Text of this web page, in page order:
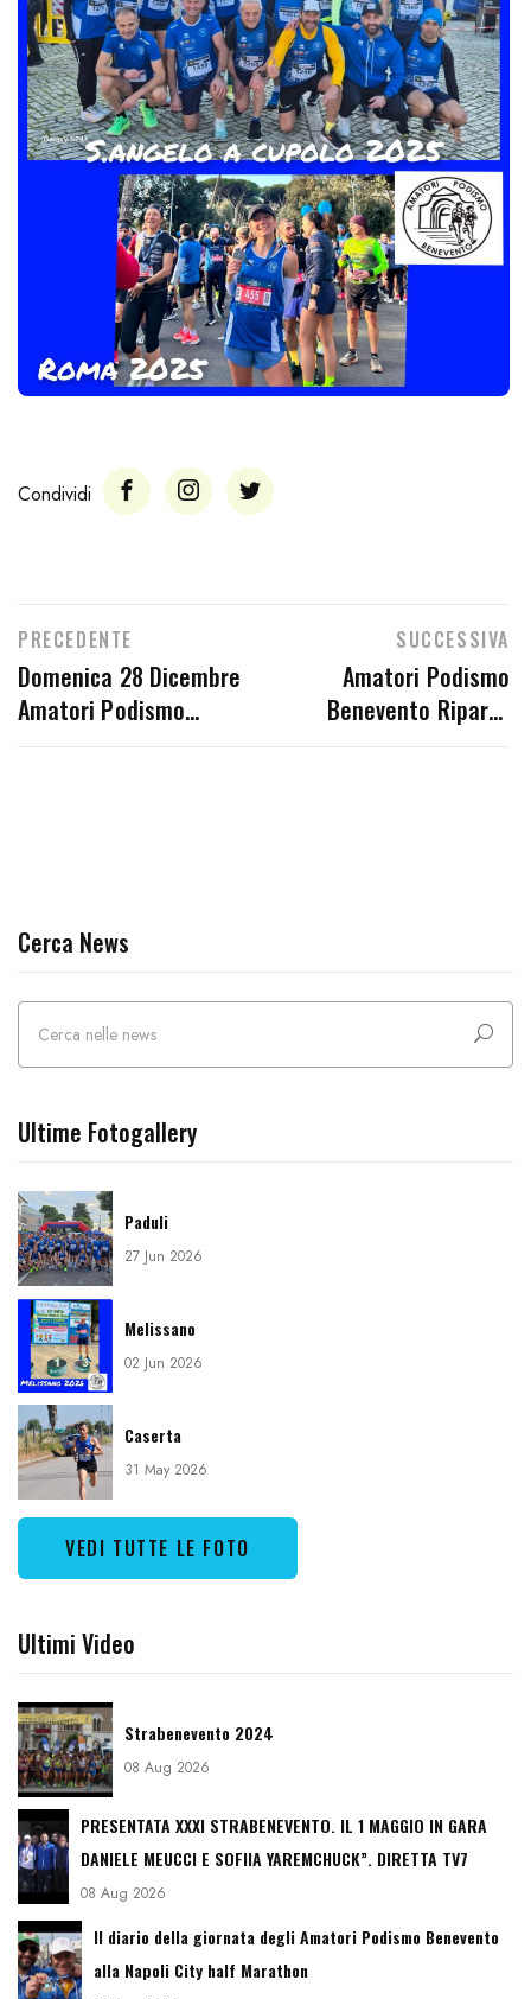
Condividi
PRECEDENTE
Domenica 28 Dicembre
Amatori Podismo
SUCCESSIVA
Amatori Podismo
Benevento Riparte
Cerca News
Ultime Fotogallery
Paduli
27 Jun 2026
Melissano
02 Jun 2026
Caserta
31 May 2026
VEDI TUTTE LE FOTO
Ultimi Video
Strabenevento 2024
08 Aug 2026
PRESENTATA XXXI STRABENEVENTO. IL 1 MAGGIO IN GARA
DANIELE MEUCCI E SOFIIA YAREMCHUCK”. DIRETTA TV7
08 Aug 2026
Il diario della giornata degli Amatori Podismo Benevento
alla Napoli City half Marathon